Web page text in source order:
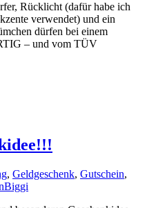
Rücklicht (dafür habe ich
verwendet) und ein
dürfen bei einem
– und vom TÜV
, Geldgeschenk, Gutschein,
Biggi